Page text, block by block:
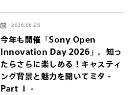
2026.06.25
今年も開催「Sony Open
Innovation Day 2026」。知っ
たらさらに楽しめる！キャスティ
ング背景と魅力を聞いてミタ -
Part Ⅰ -